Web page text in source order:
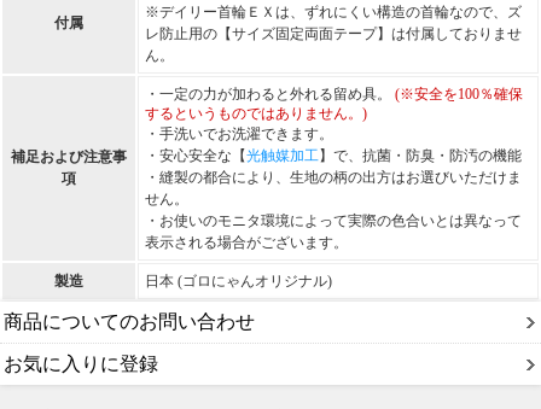
付属
※デイリー首輪ＥＸは、ずれにくい構造の首輪なので、ズ
レ防止用の【サイズ固定両面テープ】は付属しておりませ
ん。
補足および注意事
項
・一定の力が加わると外れる留め具。 (※安全を100％確保
するというものではありません。)
・手洗いでお洗濯できます。
・安心安全な【光触媒加工】で、抗菌・防臭・防汚の機能
・縫製の都合により、生地の柄の出方はお選びいただけま
せん。
・お使いのモニタ環境によって実際の色合いとは異なって
表示される場合がございます。
製造 日本 (ゴロにゃんオリジナル)
商品についてのお問い合わせ
お気に入りに登録